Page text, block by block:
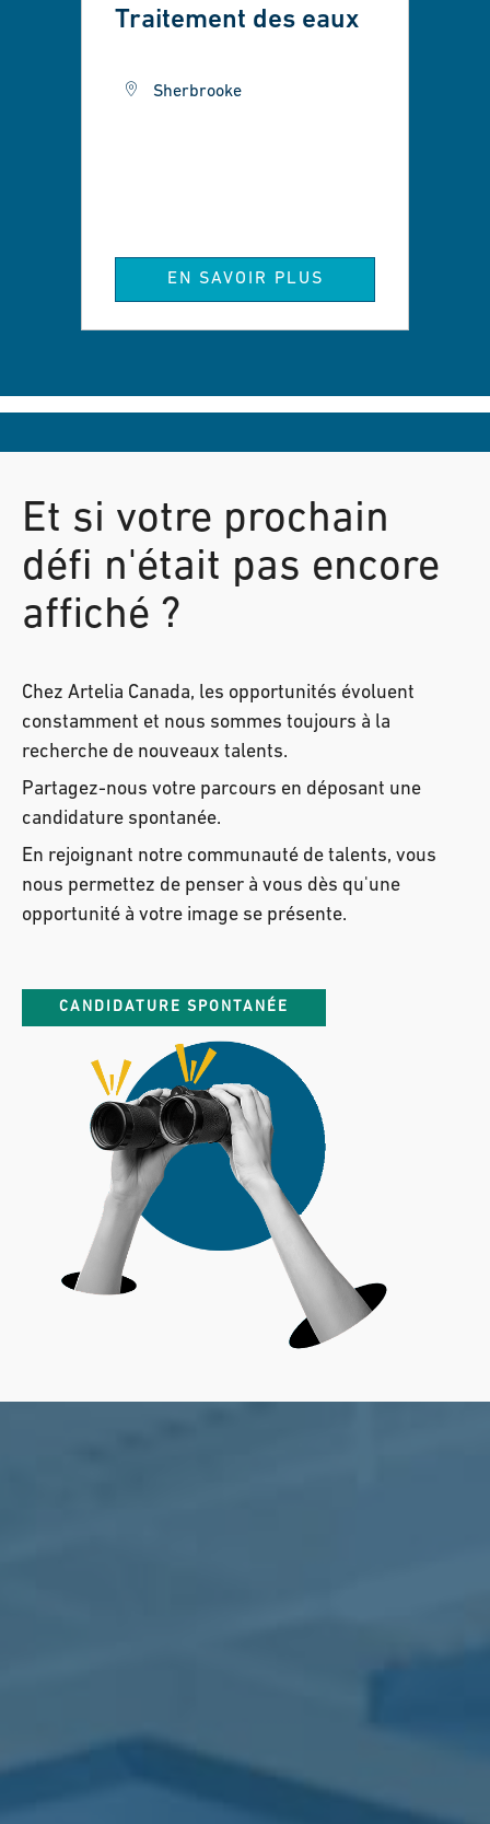
Traitement des eaux
Sherbrooke
EN SAVOIR PLUS
Et si votre prochain
défi n'était pas encore
affiché ?
Chez Artelia Canada, les opportunités évoluent
constamment et nous sommes toujours à la
recherche de nouveaux talents.
Partagez-nous votre parcours en déposant une
candidature spontanée.
En rejoignant notre communauté de talents, vous
nous permettez de penser à vous dès qu'une
opportunité à votre image se présente.
CANDIDATURE SPONTANÉE